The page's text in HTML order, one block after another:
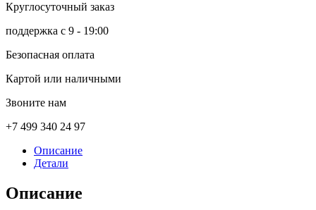
Круглосуточный заказ
поддержка с 9 - 19:00
Безопасная оплата
Картой или наличными
Звоните нам
+7 499 340 24 97
Описание
Детали
Описание